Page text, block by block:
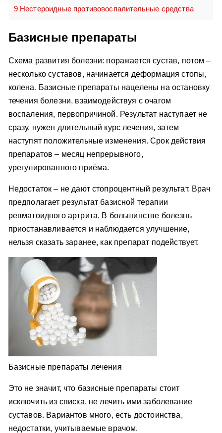
9Нестероидные противовоспалительные средства
Базисные препараты
Схема развития болезни: поражается сустав, потом –
несколько суставов, начинается деформация стопы,
колена. Базисные препараты нацелены на остановку
течения болезни, взаимодействуя с очагом
воспаления, первопричиной. Результат наступает не
сразу, нужен длительный курс лечения, затем
наступят положительные изменения. Срок действия
препаратов – месяц непрерывного,
урегулированного приёма.
Недостаток – не дают стопроцентный результат. Врач
предполагает результат базисной терапии
ревматоидного артрита. В большинстве болезнь
приостанавливается и наблюдается улучшение,
нельзя сказать заранее, как препарат подействует.
Базисные препараты лечения
Это не значит, что базисные препараты стоит
исключить из списка, не лечить ими заболевание
суставов. Вариантов много, есть достоинства,
недостатки, учитываемые врачом.